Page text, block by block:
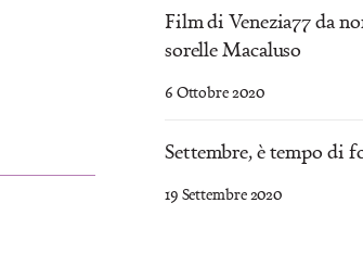
Film di Venezia77 da
sorelle Macaluso
6 Ottobre 2020
Settembre, è tempo di
19 Settembre 2020